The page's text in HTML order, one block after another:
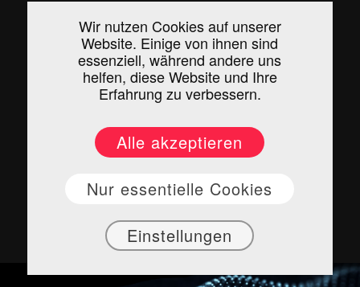
Wir nutzen Cookies auf unserer
Website. Einige von ihnen sind
essenziell, während andere uns
helfen, diese Website und Ihre
Erfahrung zu verbessern.
Alle akzeptieren
Nur essentielle Cookies
Einstellungen